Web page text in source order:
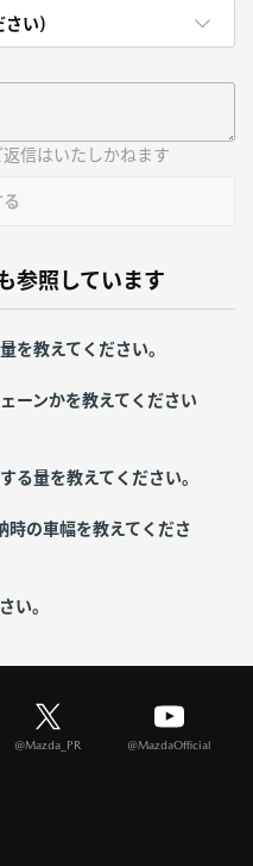
さい)
信はいたしかねます
参照しています
量を教えてください。
ーンかを教えてください
る量を教えてください。
時の車幅を教えてくださ
い。
@Mazda_PR @MazdaOfficial